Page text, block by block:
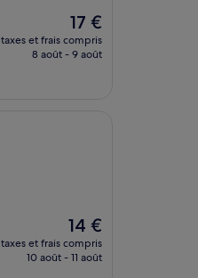
Le
nouveau
prix
17 €
taxes et frais compris
8 août - 9 août
Le
nouveau
prix
14 €
taxes et frais compris
10 août - 11 août